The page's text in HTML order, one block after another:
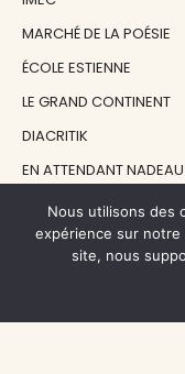
MARCHÉ DE LA POÉSIE
ÉCOLE ESTIENNE
LE GRAND CONTINENT
DIACRITIK
EN ATTENDANT NADEAU
NOS SOUTIENS
Nous utilisons des
expérience sur
site, nous